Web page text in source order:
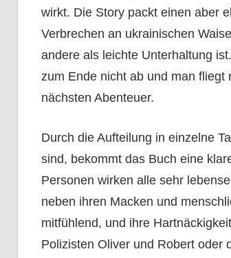
wirkt. Die Story packt einen aber
Verbrechen an ukrainischen
andere als leichte Unterhaltung
zum Ende nicht ab und man
nächsten Abenteuer.
Durch die Aufteilung in einzelne
sind, bekommt das Buch eine
Personen wirken alle sehr
neben ihren Macken und
mitfühlend, und ihre
Polizisten Oliver und Robert oder